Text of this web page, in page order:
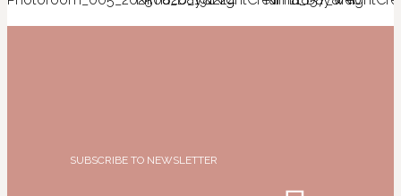
SUBSCRIBE TO NEWSLETTER